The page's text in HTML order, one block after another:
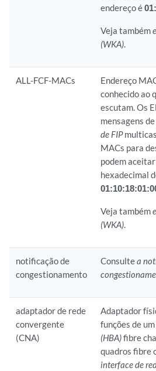
endereço é
Veja também
(WKA).
ALL-FCF-MACs
Endereço
conhecido ao
escutam. Os
mensagens
de FIP
MACs para
podem
hexadecimal
Veja também
(WKA).
notificação de
congestionamento
Consultea
adaptador de rede
convergente
(CNA)
Adaptador
funções de
(HBA)fibre
quadros fibre
interface de